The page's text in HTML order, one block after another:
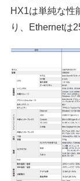
HX1は単純な性
り、Ethernetは